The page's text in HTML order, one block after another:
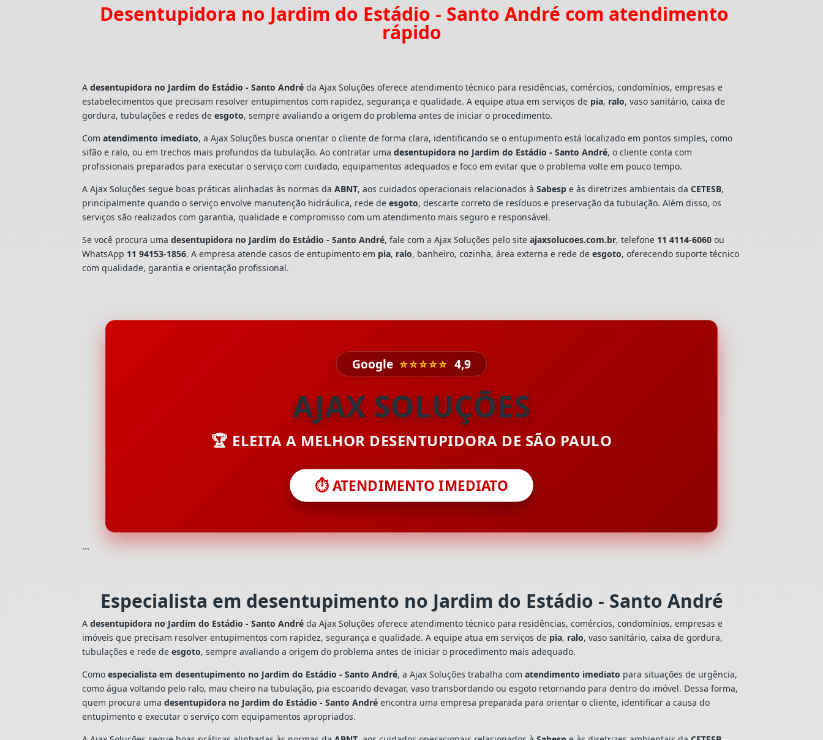
Desentupidora no Jardim do Estádio - Santo André com atendimento
rápido
Adesentupidora no Jardim do Estádio - Santo André da Ajax Soluções oferece atendimento técnico para residências, comércios, condomínios, empresas e
estabelecimentos que precisam resolver entupimentos com rapidez, segurança e qualidade. A equipe atua em serviços de pia, ralo, vaso sanitário, caixa de
gordura, tubulações e redes deesgoto, sempre avaliando a origem do problema antes de iniciar o procedimento.
Comatendimento imediato, a Ajax Soluções busca orientar o cliente de forma clara, identificando se o entupimento está localizado em pontos simples, como
sifão e ralo, ou em trechos mais profundos da tubulação. Ao contratar umadesentupidora no Jardim do Estádio - Santo André, o cliente conta com
profissionais preparados para executar o serviço com cuidado, equipamentos adequados e foco em evitar que o problema volte em pouco tempo.
A Ajax Soluções segue boas práticas alinhadas às normas daABNT, aos cuidados operacionais relacionados àSabesp e às diretrizes ambientais daCETESB,
principalmente quando o serviço envolve manutenção hidráulica, rede deesgoto, descarte correto de resíduos e preservação da tubulação. Além disso, os
serviços são realizados com garantia, qualidade e compromisso com um atendimento mais seguro e responsável.
Se você procura umadesentupidora no Jardim do Estádio - Santo André, fale com a Ajax Soluções pelo siteajaxsolucoes.com.br, telefone 11 4114-6060 ou
WhatsApp 11 94153-1856. A empresa atende casos de entupimento em pia, ralo, banheiro, cozinha, área externa e rede deesgoto, oferecendo suporte técnico
com qualidade, garantia e orientação profissional.
Google ⭐⭐⭐⭐⭐ 4,9
AJAX SOLUÇÕES
🏆 ELEITA A MELHOR DESENTUPIDORA DE SÃO PAULO
⏱️ ATENDIMENTO IMEDIATO
```
Especialista em desentupimento no Jardim do Estádio - Santo André
Adesentupidora no Jardim do Estádio - Santo André da Ajax Soluções oferece atendimento técnico para residências, comércios, condomínios, empresas e
imóveis que precisam resolver entupimentos com rapidez, segurança e qualidade. A equipe atua em serviços de pia, ralo, vaso sanitário, caixa de gordura,
tubulações e rede deesgoto, sempre avaliando a origem do problema antes de iniciar o procedimento mais adequado.
Comoespecialista em desentupimento no Jardim do Estádio - Santo André, a Ajax Soluções trabalha comatendimento imediato para situações de urgência,
como água voltando pelo ralo, mau cheiro na tubulação, pia escoando devagar, vaso transbordando ou esgoto retornando para dentro do imóvel. Dessa forma,
quem procura umadesentupidora no Jardim do Estádio - Santo André encontra uma empresa preparada para orientar o cliente, identificar a causa do
entupimento e executar o serviço com equipamentos apropriados.